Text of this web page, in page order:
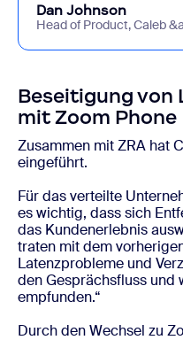
Dan Johnson
Head of Product, Caleb
Beseitigung von
mit Zoom Phone
Zusammen mit ZRA hat
eingeführt.
Für das verteilte
es wichtig, dass sich
das Kundenerlebnis
traten mit dem
Latenzprobleme und
den Gesprächsfluss und
empfunden.“
Durch den Wechsel zu